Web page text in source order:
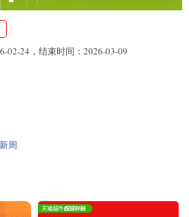
02-24，结束时间：2026-03-09
周